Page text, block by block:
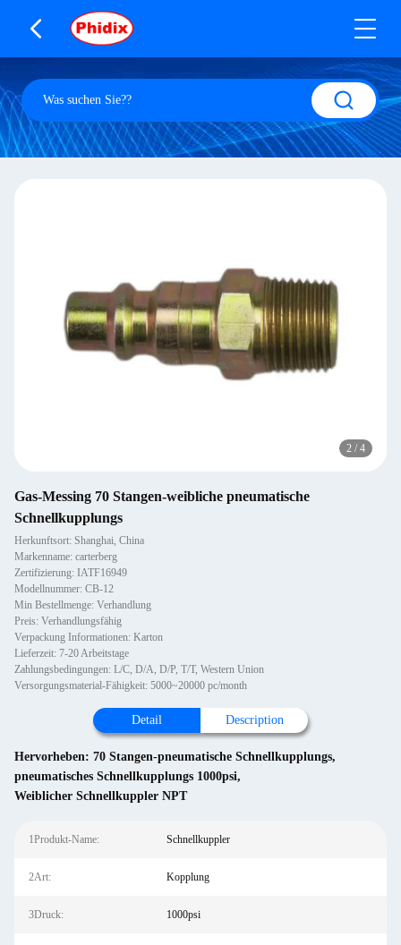
2 / 4
Gas-Messing 70 Stangen-weibliche pneumatische
Schnellkupplungs
Herkunftsort: Shanghai, China
Markenname: carterberg
Zertifizierung: IATF16949
Modellnummer: CB-12
Min Bestellmenge: Verhandlung
Preis: Verhandlungsfähig
Verpackung Informationen: Karton
Lieferzeit: 7-20 Arbeitstage
Zahlungsbedingungen: L/C, D/A, D/P, T/T, Western Union
Versorgungsmaterial-Fähigkeit: 5000~20000 pc/month
Detail Description
Hervorheben: 70 Stangen-pneumatische Schnellkupplungs,
pneumatisches Schnellkupplungs 1000psi,
Weiblicher Schnellkuppler NPT
1Produkt-Name: Schnellkuppler
2Art: Kopplung
3Druck: 1000psi